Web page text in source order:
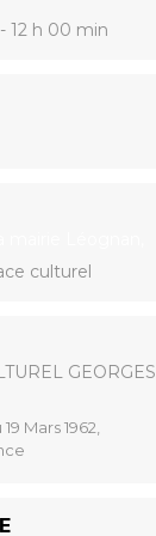
12 h 00 min
culturel
GEORGES
Mars 1962,